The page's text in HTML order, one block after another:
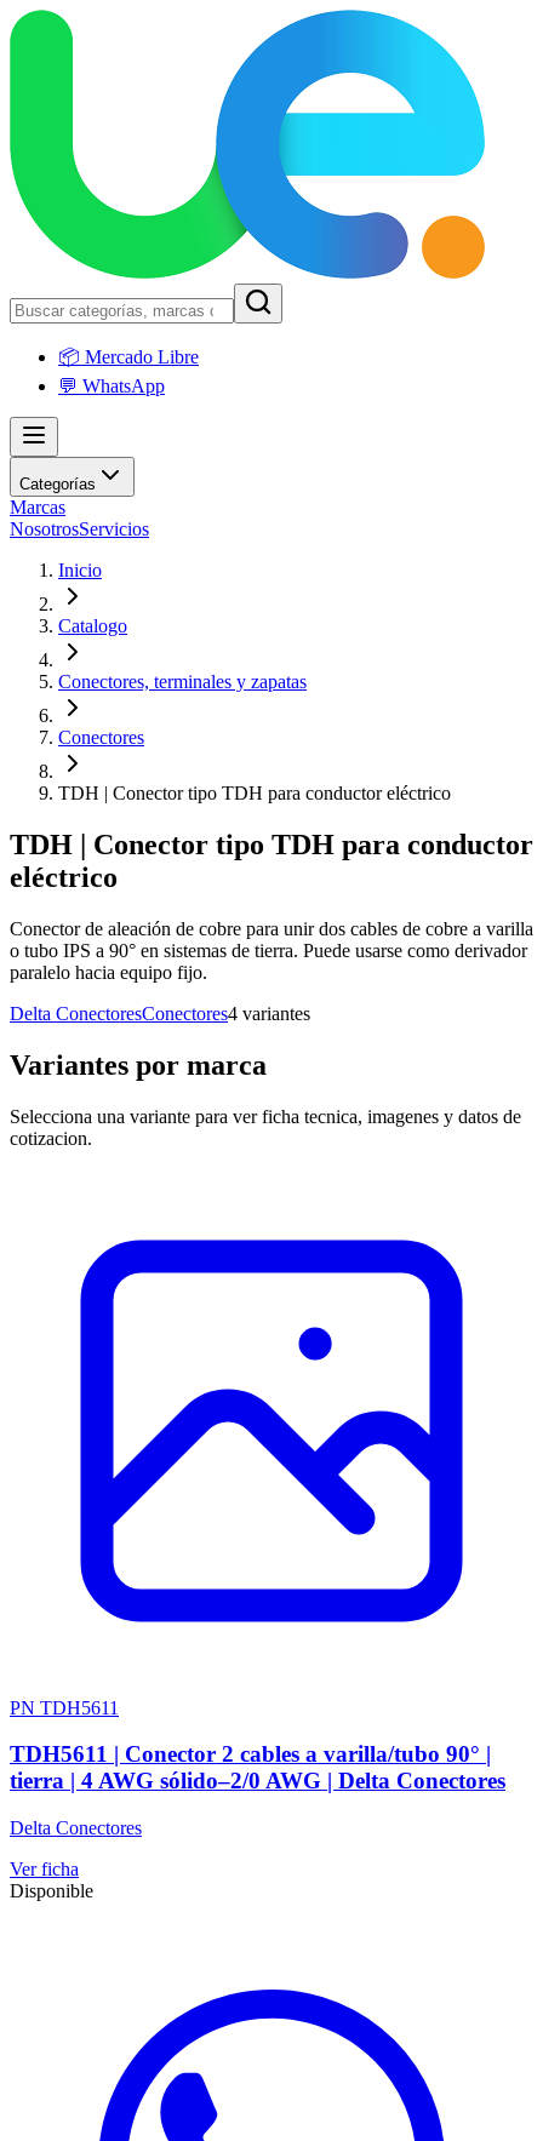
📦 Mercado Libre
💬 WhatsApp
Categorías
Marcas
NosotrosServicios
Inicio
Catalogo
Conectores, terminales y zapatas
Conectores
TDH | Conector tipo TDH para conductor eléctrico
TDH | Conector tipo TDH para conductor
eléctrico
Conector de aleación de cobre para unir dos cables de cobre a varilla
o tubo IPS a 90° en sistemas de tierra. Puede usarse como derivador
paralelo hacia equipo fijo.
Delta ConectoresConectores4 variantes
Variantes por marca
Selecciona una variante para ver ficha tecnica, imagenes y datos de
cotizacion.
PN TDH5611
TDH5611 | Conector 2 cables a varilla/tubo 90° |
tierra | 4 AWG sólido–2/0 AWG | Delta Conectores
Delta Conectores
Ver ficha
Disponible